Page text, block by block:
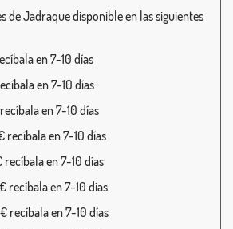
de Jadraque disponible en las siguientes
en 7-10 días
en 7-10 días
en 7-10 días
recíbala en 7-10 días
en 7-10 días
recíbala en 7-10 días
recíbala en 7-10 días